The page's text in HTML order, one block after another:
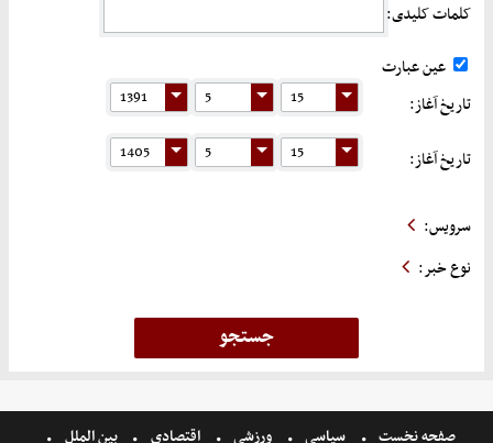
کلمات کلیدی:
عین عبارت
تاریخ آغاز:
تاریخ آغاز:
سرویس:
نوع خبر:
صفحه نخست سیاسی ورزشی اقتصادی بین الملل